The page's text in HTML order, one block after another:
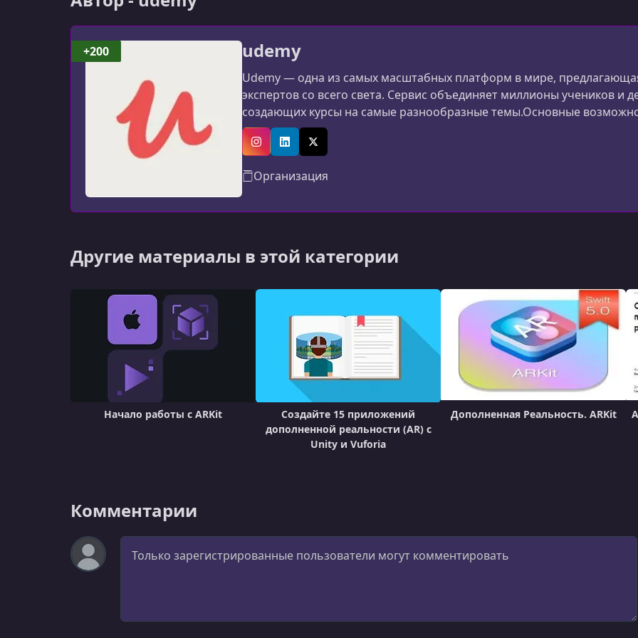
udemy
Udemy — одна из самых масштабных платформ в мире,
экспертов со всего света. Сервис объединяет миллионы учеников и
создающих курсы на самые разнообразные темы.Основные
программирования и дизайна до маркетинга, психологии и личной
авторов: материалы создаются специалистами из разных
InstagramLinkedInX (Twitter)
Организация
+200
Другие материалы в этой категории
Начало работы с ARKit
Создайте 15 приложений
дополненной реальности (AR) с
Unity и Vuforia
Дополненная Реальность. ARKit
Комментарии
Комментарий